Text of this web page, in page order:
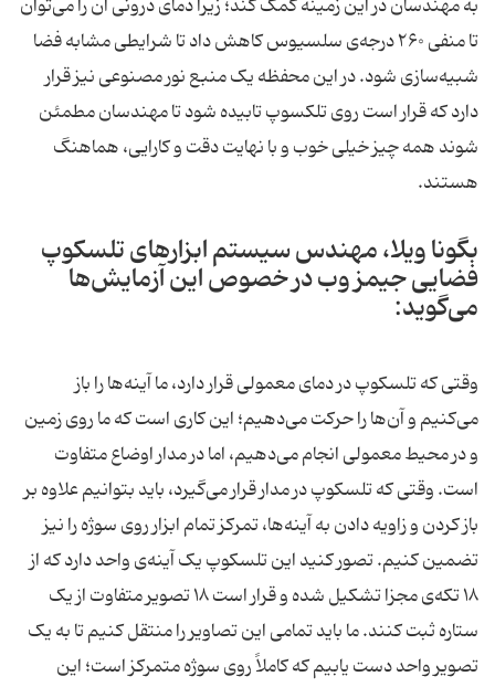
به مهندسان در این زمینه کمک کند؛ زیرا دمای درونی آن را می‌توان
تا منفی ۲۶۰ درجه‌ی سلسیوس کاهش داد تا شرایطی مشابه فضا
شبیه‌سازی شود. در این محفظه یک منبع نور مصنوعی نیز قرار
دارد که قرار است روی تلکسوپ تابیده شود تا مهندسان مطمئن
شوند همه چیز خیلی خوب و با نهایت دقت و کارایی، هماهنگ
هستند.
بگونا ویلا، مهندس سیستم ابزارهای تلسکوپ
فضایی جیمز وب در خصوص این آزمایش‌ها
می‌گوید:
وقتی که تلسکوپ در دمای معمولی قرار دارد، ما آینه‌ها را باز
می‌کنیم و آن‌ها را حرکت می‌دهیم؛ این کاری است که ما روی زمین
و در محیط معمولی انجام می‌دهیم، اما در مدار اوضاع متفاوت
است. وقتی که تلسکوپ در مدار قرار می‌گیرد، باید بتوانیم علاوه‌ بر
باز کردن و زاویه دادن به آینه‌ها، تمرکز تمام ابزار روی سوژه را نیز
تضمین کنیم. تصور کنید این تلسکوپ یک آینه‌ی واحد دارد که از
۱۸ تکه‌ی مجزا تشکیل شده و قرار است ۱۸ تصویر متفاوت از یک
ستاره ثبت کنند. ما باید تمامی این تصاویر را منتقل کنیم تا به یک
تصویر واحد دست یابیم که کاملاً روی سوژه متمرکز است؛ این